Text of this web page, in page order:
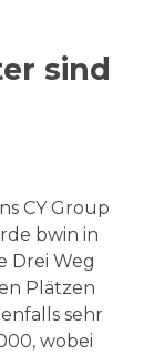
sind
CY Group
bwin in
Drei Weg
Plätzen
sehr
wobei